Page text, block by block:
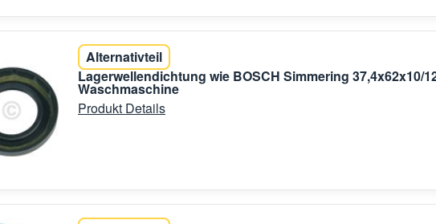
Alternativteil
Lagerwellendichtung wie BOSCH Simmering 37,4x62x10/
Waschmaschine
Produkt Details